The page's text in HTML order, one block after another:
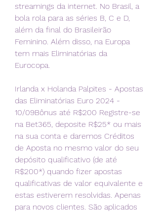
streamings da internet. No Brasil, a
bola rola para as séries B, C e D,
além da final do Brasileirão
Feminino. Além disso, na Europa
tem mais Eliminatórias da
Eurocopa.
Irlanda x Holanda Palpites - Apostas
das Eliminatórias Euro 2024 -
10/09Bônus até R$200 Registre-se
na Bet365, deposite R$25* ou mais
na sua conta e daremos Créditos
de Aposta no mesmo valor do seu
depósito qualificativo (de até
R$200*) quando fizer apostas
qualificativas de valor equivalente e
estas estiverem resolvidas. Apenas
para novos clientes. São aplicados